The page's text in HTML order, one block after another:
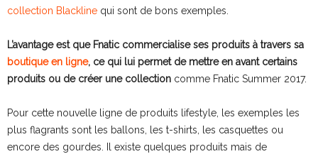
collection Blackline qui sont de bons exemples.
L’avantage est que Fnatic commercialise ses produits à travers sa
boutique en ligne, ce qui lui permet de mettre en avant certains
produits ou de créer une collection comme Fnatic Summer 2017.
Pour cette nouvelle ligne de produits lifestyle, les exemples les
plus flagrants sont les ballons, les t-shirts, les casquettes ou
encore des gourdes. Il existe quelques produits mais de